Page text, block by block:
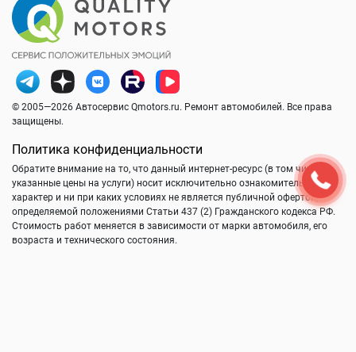
© 2005—2026 Автосервис Qmotors.ru. Ремонт автомобилей. Все права
защищены.
Политика конфиденциальности
Обратите внимание на то, что данный интернет-ресурс (в том числе
указанные цены на услуги) носит исключительно ознакомительный
характер и ни при каких условиях не является публичной офертой,
определяемой положениями Статьи 437 (2) Гражданского кодекса РФ.
Стоимость работ меняется в зависимости от марки автомобиля, его
возраста и технического состояния.